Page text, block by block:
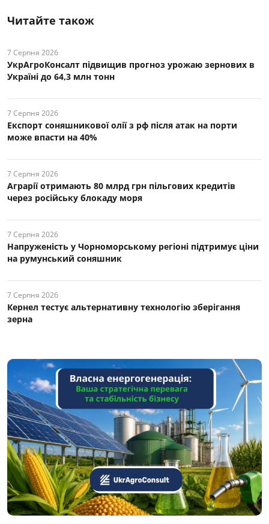
Читайте також
7 Серпня 2026
УкрАгроКонсалт підвищив прогноз урожаю зернових в
Україні до 64,3 млн тонн
7 Серпня 2026
Експорт соняшникової олії з рф після атак на порти
може впасти на 40%
7 Серпня 2026
Аграрії отримають 80 млрд грн пільгових кредитів
через російську блокаду моря
7 Серпня 2026
Напруженість у Чорноморському регіоні підтримує ціни
на румунський соняшник
7 Серпня 2026
Кернел тестує альтернативну технологію зберігання
зерна